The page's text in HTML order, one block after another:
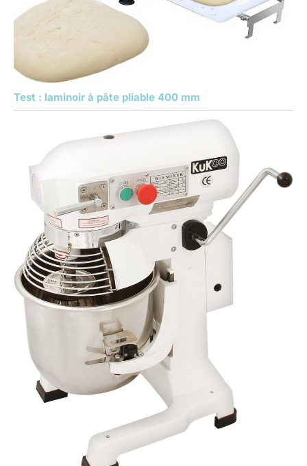
Test : laminoir à pâte pliable 400 mm